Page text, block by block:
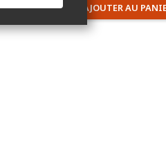
AJOUTER AU